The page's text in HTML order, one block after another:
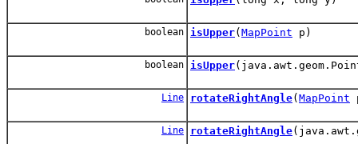
boolean isUpper( MapPoint p)
boolean isUpper
Line rotateRightAngle( MapPoint
Line rotateRightAngle